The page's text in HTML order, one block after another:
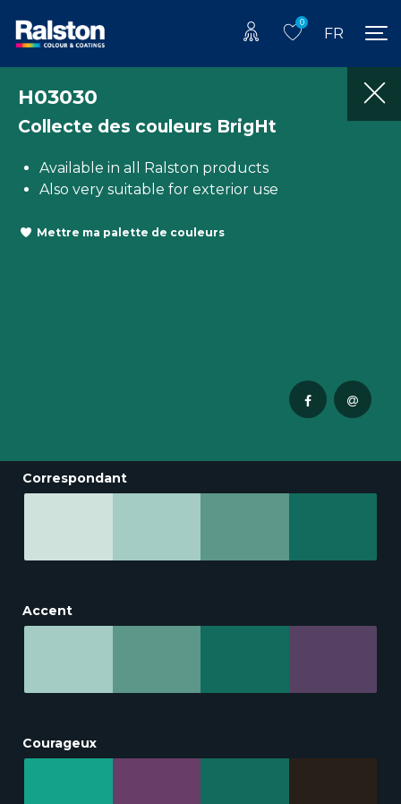
0
FR
H03030
Collecte des couleurs BrigHt
Available in all Ralston products
Also very suitable for exterior use
Mettre ma palette de couleurs
Correspondant
Accent
Courageux